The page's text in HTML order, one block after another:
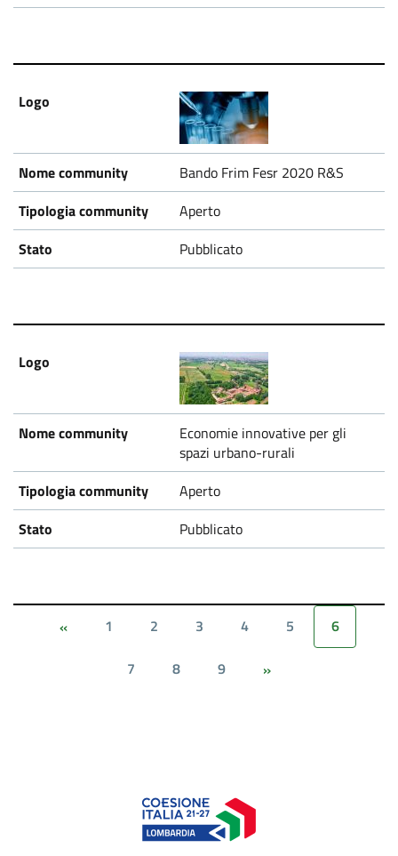
Bando Frim Fesr 2020 R&S
Aperto
Pubblicato
Economie innovative per gli
spazi urbano-rurali
Aperto
Pubblicato
« 1 2 3 4 5
6
7
8 9 »